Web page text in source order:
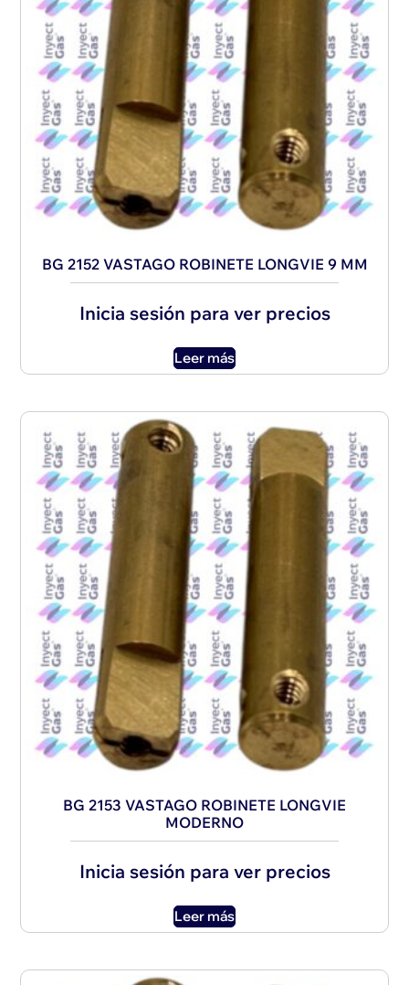
BG 2152 VASTAGO ROBINETE LONGVIE 9 MM
Inicia sesión para ver precios
Leer más
BG 2153 VASTAGO ROBINETE LONGVIE
MODERNO
Inicia sesión para ver precios
Leer más